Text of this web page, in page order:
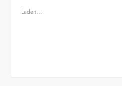
Laden...